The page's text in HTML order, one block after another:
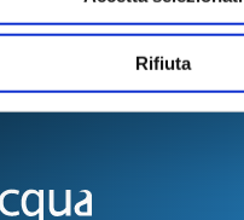
Rifiuta